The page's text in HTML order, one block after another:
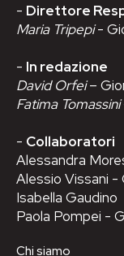
- Direttore
Maria Tripepi-
- In redazione
David Orfei–
Fatima Tomassini
- Collaboratori
Alessandra
Alessio Vissani
Isabella Gaudino
Paola Pompei -
Chi siamo